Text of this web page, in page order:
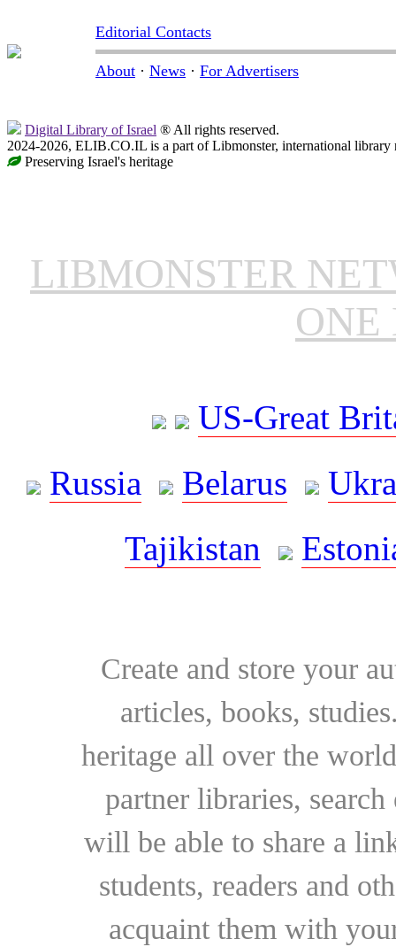
Editorial Contacts
About · News · For Advertisers
Digital Library of Israel ® All rights reserved.
2024-2026, ELIB.CO.IL is a part of Libmonster, international library
Preserving Israel's heritage
LIBMONSTER
ONE
US-Great
Russia
Belarus
Tajikistan
Create and store your
articles, books,
heritage all over the
partner libraries,
will be able to share a
students, readers and
acquaint them with